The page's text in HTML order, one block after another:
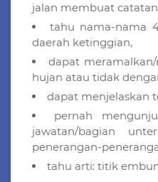
jalan membuat
tahu nama-nama
daerah ketinggian,
dapat
hujan atau tidak
dapat menjelaskan
pernah
jawatan/bagian
penerangan-
tahu arti: titik